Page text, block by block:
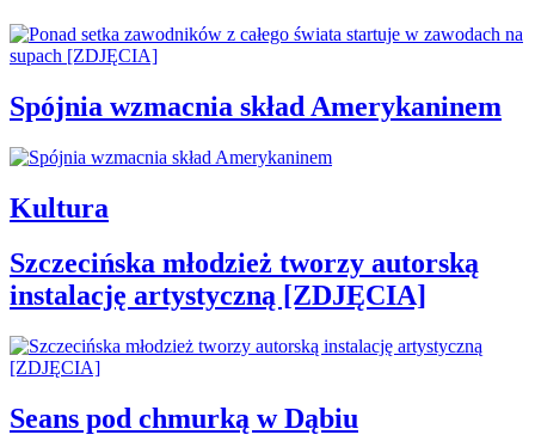
Spójnia wzmacnia skład Amerykaninem
Kultura
Szczecińska młodzież tworzy autorską
instalację artystyczną [ZDJĘCIA]
Seans pod chmurką w Dąbiu